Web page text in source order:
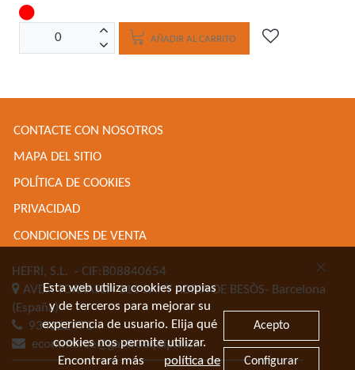
AÑADIR AL CARRITO
CONTACTE CON NOSOTROS
MAPA DEL SITIO
POLÍTICA DE COOKIES
PRIVACIDAD
CONDICIONES DE VENTA
HEFRI, S.L. - CIF:B08840654
AVDA TORRASSA 116SANT ADRIA DE BESÒS- Barcelona
(España)
934622471
ecommerce@gastroequip.com
Esta web utiliza cookies propias
y de terceros para mejorar su
experiencia de usuario. Elija qué
cookies nos permite utilizar.
Encontrará más
política de
Acepto
Configurar